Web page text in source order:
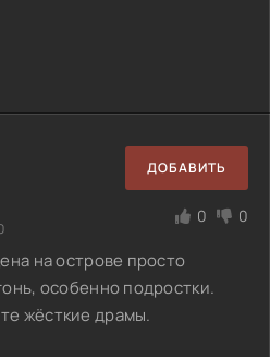
ДОБАВИТЬ
0 0
на острове просто
особенно подростки.
жёсткие драмы.